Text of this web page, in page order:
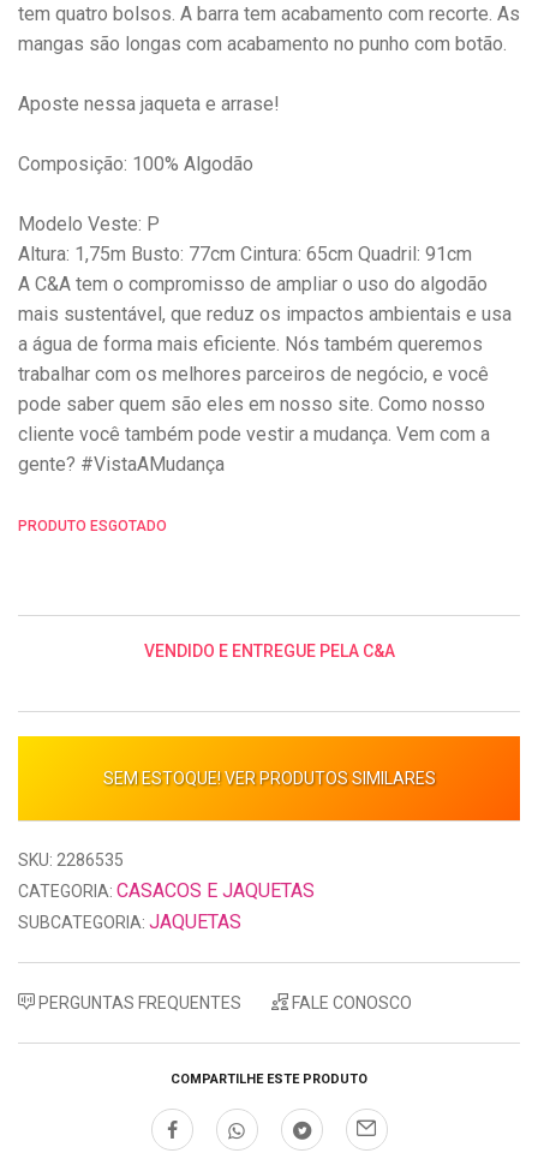
tem quatro bolsos. A barra tem acabamento com recorte. As
mangas são longas com acabamento no punho com botão.
Aposte nessa jaqueta e arrase!
Composição: 100% Algodão
Modelo Veste: P
Altura: 1,75m Busto: 77cm Cintura: 65cm Quadril: 91cm
A C&A tem o compromisso de ampliar o uso do algodão
mais sustentável, que reduz os impactos ambientais e usa
a água de forma mais eficiente. Nós também queremos
trabalhar com os melhores parceiros de negócio, e você
pode saber quem são eles em nosso site. Como nosso
cliente você também pode vestir a mudança. Vem com a
gente? #VistaAMudança
PRODUTO ESGOTADO
VENDIDO E ENTREGUE PELA C&A
SEM ESTOQUE! VER PRODUTOS SIMILARES
SKU: 2286535
CATEGORIA: CASACOS E JAQUETAS
SUBCATEGORIA: JAQUETAS
PERGUNTAS FREQUENTES FALE CONOSCO
COMPARTILHE ESTE PRODUTO